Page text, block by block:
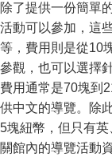
除了提供一份簡單
活動可以參加，這
等，費用則是從10
參觀，也可以選擇
費用通常是70塊到
供中文的導覽。除
5塊紐幣，但只有
關館內的導覽活動